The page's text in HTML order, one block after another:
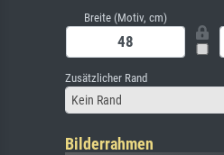
Breite (Motiv, cm)
Zusätzlicher Rand
Kein Rand
Bilderrahmen